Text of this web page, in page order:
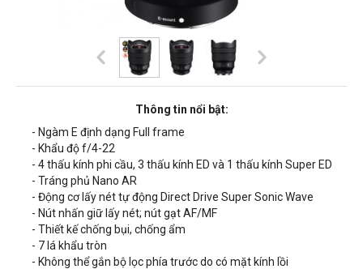
Thông tin nổi bật:
- Ngàm E định dạng Full frame
- Khẩu độ f/4-22
- 4 thấu kính phi cầu, 3 thấu kính ED và 1 thấu kính Super ED
- Tráng phủ Nano AR
- Động cơ lấy nét tự động Direct Drive Super Sonic Wave
- Nút nhấn giữ lấy nét; nút gạt AF/MF
- Thiết kế chống bụi, chống ẩm
- 7 lá khẩu tròn
- Không thể gắn bộ lọc phía trước do có mặt kính lồi